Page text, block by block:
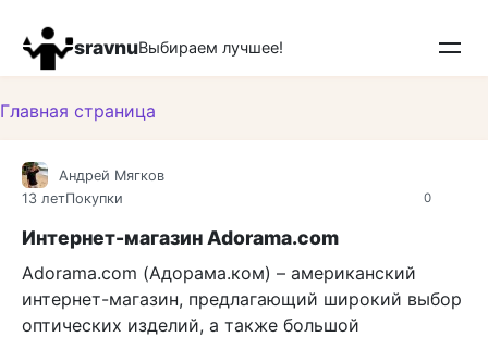
контенту
sravnuВыбираем лучшее!
Главная страница
0
Андрей Мягков
13 летПокупки
Интернет-магазин Adorama.com
Adorama.com (Адорама.ком) – американский
интернет-магазин, предлагающий широкий выбор
оптических изделий, а также большой